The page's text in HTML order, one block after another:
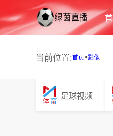
当前位置:首页>影像
足球视频